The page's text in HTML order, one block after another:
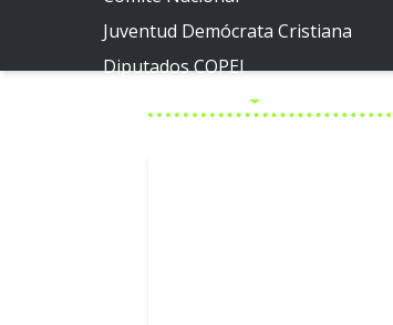
Juventud Demócrata Cristiana
Diputados COPEI